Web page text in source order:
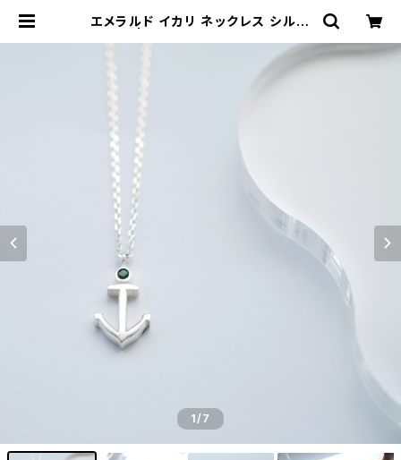
エメラルド イカリ ネックレス シルバ
-jewelry) レディース メンズ アクセ
サリー ネックレス ピアス 指輪 ギフト
1/7